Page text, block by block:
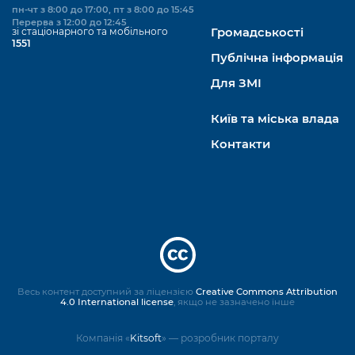
пн-чт з 8:00 до 17:00, пт з 8:00 до 15:45
Перерва з 12:00 до 12:45
зі стаціонарного та мобільного
1551
Громадськості
Публічна інформація
Для ЗМІ
Київ та міська влада
Контакти
Компанія «Kitsoft» — розробник порталу
Весь контент доступний за ліцензією Creative Commons Attribution
4.0 International license , якщо не зазначено інше